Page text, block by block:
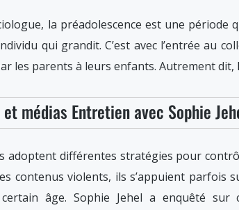
la préadolescence est une période
qui grandit. C’est avec l’entrée au
les parents à leurs enfants. Autrement dit,
médias Entretien avec Sophie
adoptent différentes stratégies pour
contenus violents, ils s’appuient parfois
certain âge. Sophie Jehel a enquêté